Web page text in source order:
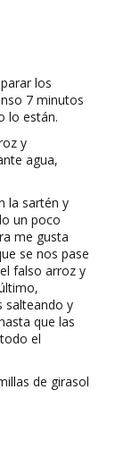
los
7 minutos
lo están.
y
agua,
la sartén y
un poco
me gusta
se nos pase
falso arroz y
salteando y
que las
el
de girasol